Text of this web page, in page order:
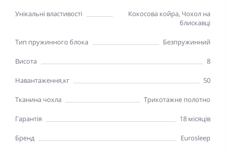
Унікальні властивості
Кокосова койра, Чохол на
блискавці
Тип пружинного блока Безпружинний
Висота 8
Навантаження,кг 50
Тканина чохла Трикотажне полотно
Гарантія 18 місяців
Бренд Eurosleep